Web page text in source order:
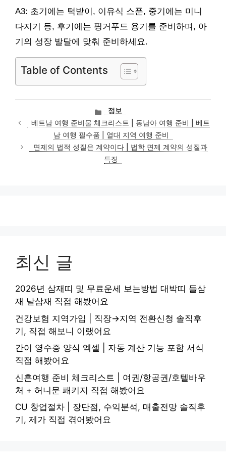
A3: 초기에는 턱받이, 이유식 스푼, 중기에는 미니
다지기 등, 후기에는 핑거푸드 용기를 준비하며, 아
기의 성장 발달에 맞춰 준비하세요.
Table of Contents
카
테
고
리
정보
베트남 여행 준비물 체크리스트 | 동남아 여행 준비 | 베트
남 여행 필수품 | 열대 지역 여행 준비
면제의 법적 성질은 계약이다 | 법학 면제 계약의 성질과
특징
최신 글
2026년 삼재띠 및 무료운세 보는방법 대박띠 들삼
재 날삼재 직접 해봤어요
건강보험 지역가입 | 직장→지역 전환신청 솔직후
기, 직접 해보니 이랬어요
간이 영수증 양식 엑셀 | 자동 계산 기능 포함 서식
직접 해봤어요
신혼여행 준비 체크리스트 | 여권/항공권/호텔바우
처 + 허니문 패키지 직접 해봤어요
CU 창업절차 | 장단점, 수익분석, 매출전망 솔직후
기, 제가 직접 겪어봤어요